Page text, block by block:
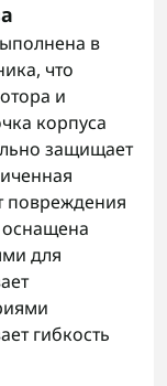
в
что
и
корпуса
защищает
повреждения
для
гибкость